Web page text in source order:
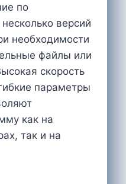
по
версий
необходимости
файлы или
скорость
параметры
как на
так и на